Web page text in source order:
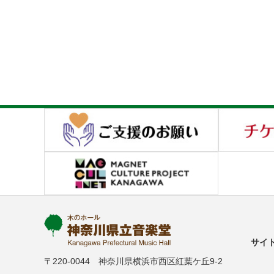
〒220-0044 神奈川県横浜市西区紅葉ケ丘9-2
サイ